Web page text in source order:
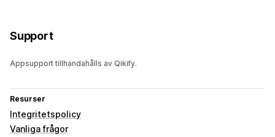
Support
Appsupport tillhandahålls av Qikify.
Resurser
Integritetspolicy
Vanliga frågor